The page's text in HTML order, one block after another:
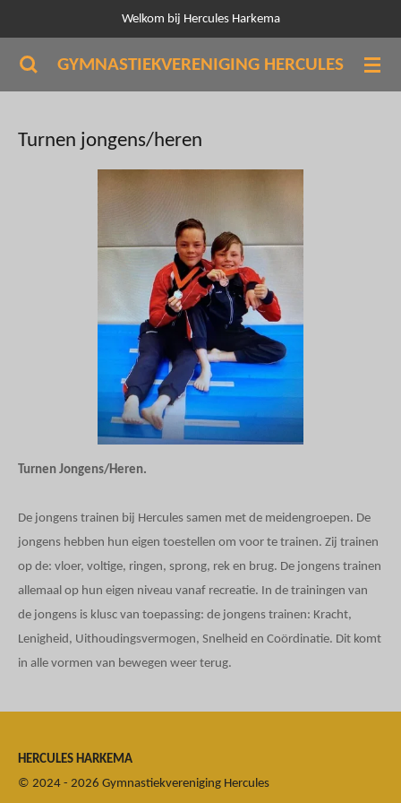
naar
de
GYMNASTIEKVERENIGING HERCULES
Welkom bij Hercules Harkema
Turnen jongens/heren
Turnen Jongens/Heren.
De jongens trainen bij Hercules samen met de meidengroepen. De
jongens hebben hun eigen toestellen om voor te trainen. Zij trainen
op de: vloer, voltige, ringen, sprong, rek en brug. De jongens trainen
allemaal op hun eigen niveau vanaf recreatie. In de trainingen van
de jongens is klusc van toepassing: de jongens trainen: Kracht,
Lenigheid, Uithoudingsvermogen, Snelheid en Coördinatie. Dit komt
in alle vormen van bewegen weer terug.
HERCULES HARKEMA
© 2024 - 2026 Gymnastiekvereniging Hercules